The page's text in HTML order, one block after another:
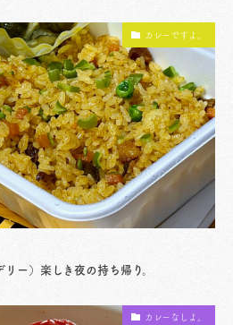
カレーですよ。
ー）楽しき夜の持ち帰り。
カレーなしよ。